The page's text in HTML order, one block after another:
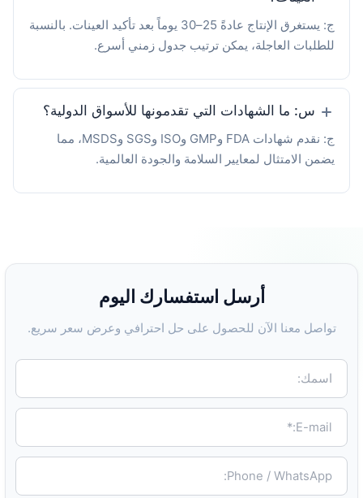
ج: يستغرق الإنتاج عادةً 25–30 يوماً بعد تأكيد العينات. بالنسبة
للطلبات العاجلة، يمكن ترتيب جدول زمني أسرع.
س: ما الشهادات التي تقدمونها للأسواق الدولية؟
ج: نقدم شهادات FDA وGMP وISO وSGS وMSDS، مما
يضمن الامتثال لمعايير السلامة والجودة العالمية.
أرسل استفسارك اليوم
تواصل معنا الآن للحصول على حل احترافي وعرض سعر سريع.
اسمك:
E-mail:*
Phone / WhatsApp: